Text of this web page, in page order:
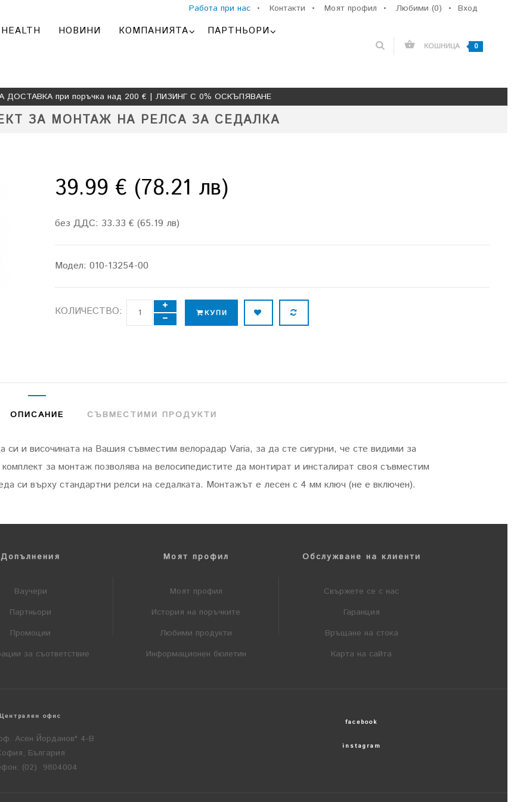
Вход
Работа при нас • Контакти • Моят профил • Любими (0) •
НОВИНИ КОМПАНИЯТА ПАРТНЬОРИ
КОШНИЦА 0
ДОСТАВКА при поръчка над 200 € | ЛИЗИНГ С 0% ОСКЪПЯВАНЕ
ЗА МОНТАЖ НА РЕЛСА ЗА СЕДАЛКА
39.99 € (78.21 лв)
без ДДС: 33.33 € (65.19 лв)
Модел:010-13254-00
КОЛИЧЕСТВО: КУПИ
ОПИСАНИЕ СЪВМЕСТИМИ ПРОДУКТИ
си и височината на Вашия съвместим велорадар Varia, за да сте сигурни, че сте видими за
за монтаж позволява на велосипедистите да монтират и инсталират своя съвместим
си върху стандартни релси на седалката. Монтажът е лесен с 4 мм ключ (не е включен).
Допълнения
Ваучери
Партньори
Промоции
за съответствие
Моят профил
Моят профил
История на поръчките
Любими продукти
Информационен бюлетин
Обслужване на клиенти
Свържете се с нас
Гаранция
Връщане на стока
Карта на сайта
Централен офис
Асен Йорданов" 4-В
България
(02) 9804004
facebook
instagram